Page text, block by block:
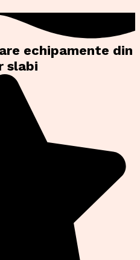
echipamente din
slabi